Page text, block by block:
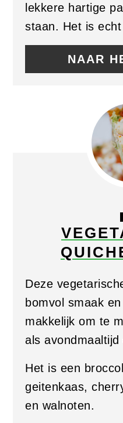
lekkere hartige
staan. Het is
NAAR
Deze
bomvol smaak
makkelijk om te
als
Het is een
geitenkaas,
en walnoten.